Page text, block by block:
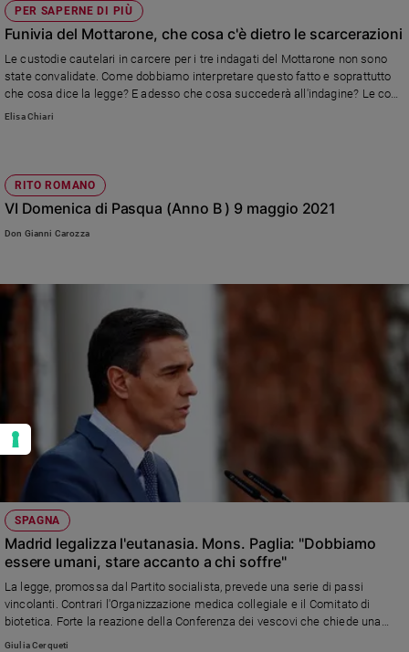
PER SAPERNE DI PIÙ
Funivia del Mottarone, che cosa c'è dietro le scarcerazioni
Le custodie cautelari in carcere per i tre indagati del Mottarone non sono
state convalidate. Come dobbiamo interpretare questo fatto e soprattutto
che cosa dice la legge? E adesso che cosa succederà all'indagine? Le cose
da sapere
Elisa Chiari
RITO ROMANO
VI Domenica di Pasqua (Anno B ) 9 maggio 2021
Don Gianni Carozza
SPAGNA
Madrid legalizza l'eutanasia. Mons. Paglia: "Dobbiamo
essere umani, stare accanto a chi soffre"
La legge, promossa dal Partito socialista, prevede una serie di passi
vincolanti. Contrari l'Organizzazione medica collegiale e il Comitato di
biotetica. Forte la reazione della Conferenza dei vescovi che chiede una
politica adeguata delle cure palliative e passi concreti per promuovere il
Giulia Cerqueti